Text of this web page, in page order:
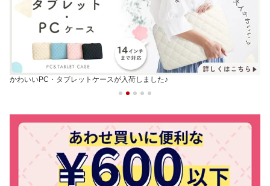
かわいいPC・タブレットケースが入荷しました♪